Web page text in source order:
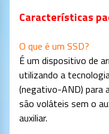
Características
O que é um SSD?
É um dispositivo de
utilizando a
(negativo-AND) para
são voláteis sem o
auxiliar.